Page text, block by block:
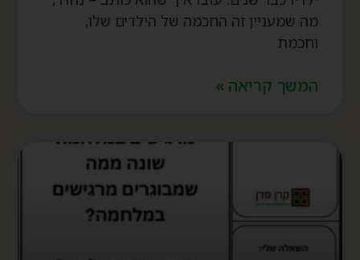
מה שמעניין זה החכמה של הילדים שלו,
וחכמת
המשך קריאה »